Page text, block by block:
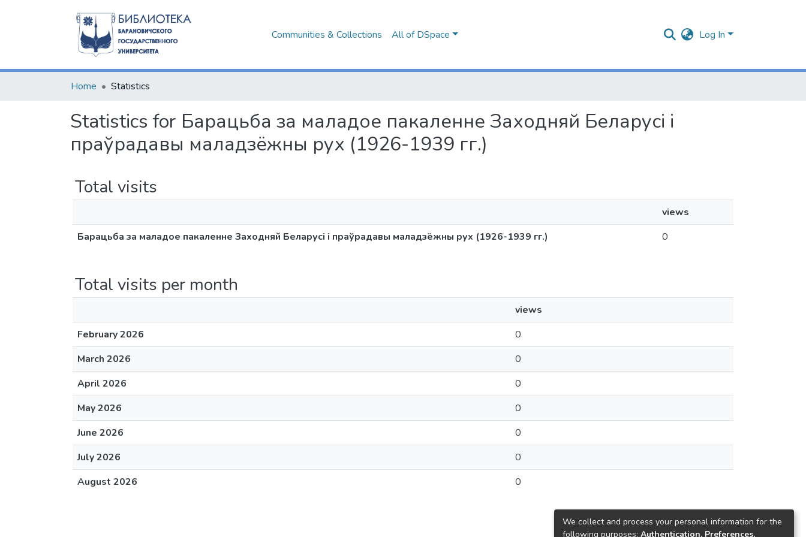
Communities & Collections All of DSpace Log In
Home Statistics
Statistics for Барацьба за маладое пакаленне Заходняй Беларусі і
праўрадавы маладзёжны рух (1926-1939 гг.)
Total visits
views
Барацьба за маладое пакаленне Заходняй Беларусі і праўрадавы маладзёжны рух (1926-1939 гг.)
0
Total visits per month
views
February 2026
0
March 2026
0
April 2026
0
May 2026
0
June 2026
0
July 2026
0
August 2026
0
We collect and process your personal information for the
following purposes: Authentication, Preferences,